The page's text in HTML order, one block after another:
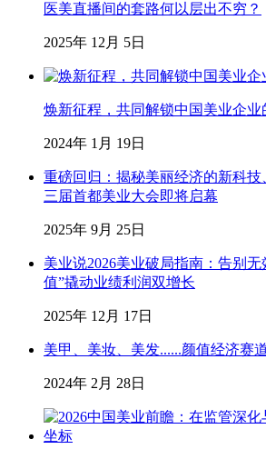
医美直播间的套路何以层出不穷？
2025年 12月 5日
焕新征程，共同解锁中国美业企业
2024年 1月 19日
重磅回归：揭秘美丽经济的新科
三届首都美业大会即将启幕
2025年 9月 25日
美业说2026美业破局指南：告别
值”撬动业绩利润双增长
2025年 12月 17日
美甲、美妆、美发......颜值经济赛
2024年 2月 28日